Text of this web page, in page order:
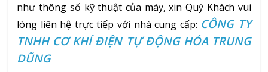
như thông số kỹ thuật của máy, xin Quý Khách vui
lòng liên hệ trực tiếp với nhà cung cấp: CÔNG TY
TNHH CƠ KHÍ ĐIỆN TỰ ĐỘNG HÓA TRUNG
DŨNG